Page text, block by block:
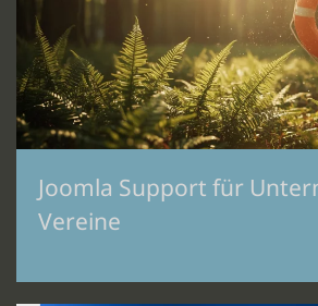
Joomla Support für
Vereine